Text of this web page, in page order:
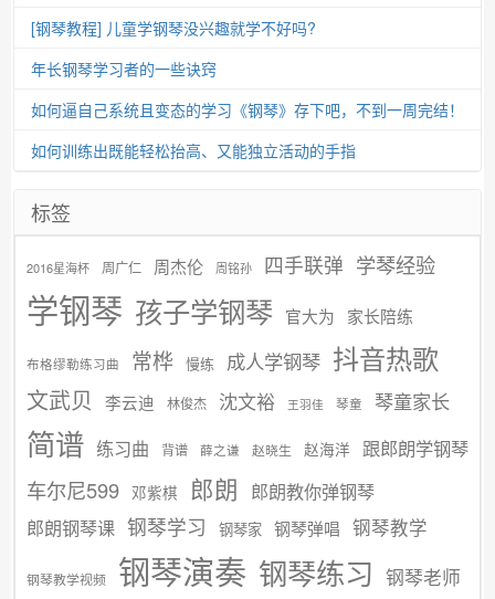
[钢琴教程] 儿童学钢琴没兴趣就学不好吗?
年长钢琴学习者的一些诀窍
如何逼自己系统且变态的学习《钢琴》存下吧，不到一周完结！
如何训练出既能轻松抬高、又能独立活动的手指
标签
2016星海杯 周广仁 周杰伦 周铭孙 四手联弹 学琴经验
学钢琴 孩子学钢琴 官大为 家长陪练
布格缪勒练习曲 常桦 慢练 成人学钢琴 抖音热歌
文武贝 李云迪 林俊杰 沈文裕 王羽佳 琴童 琴童家长
简谱 练习曲 背谱 薛之谦 赵晓生 赵海洋 跟郎朗学钢琴
车尔尼599 邓紫棋 郎朗 郎朗教你弹钢琴
郎朗钢琴课 钢琴学习 钢琴家 钢琴弹唱 钢琴教学
钢琴教学视频 钢琴演奏 钢琴练习 钢琴老师